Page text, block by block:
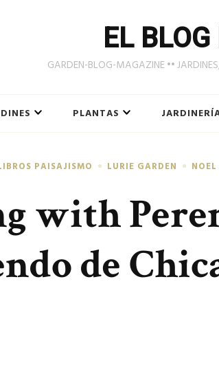
EL
GARDEN-BLOG-MAGAZINE ••
PLANTAS
PAISAJISMO LURIE GARDEN
with
de